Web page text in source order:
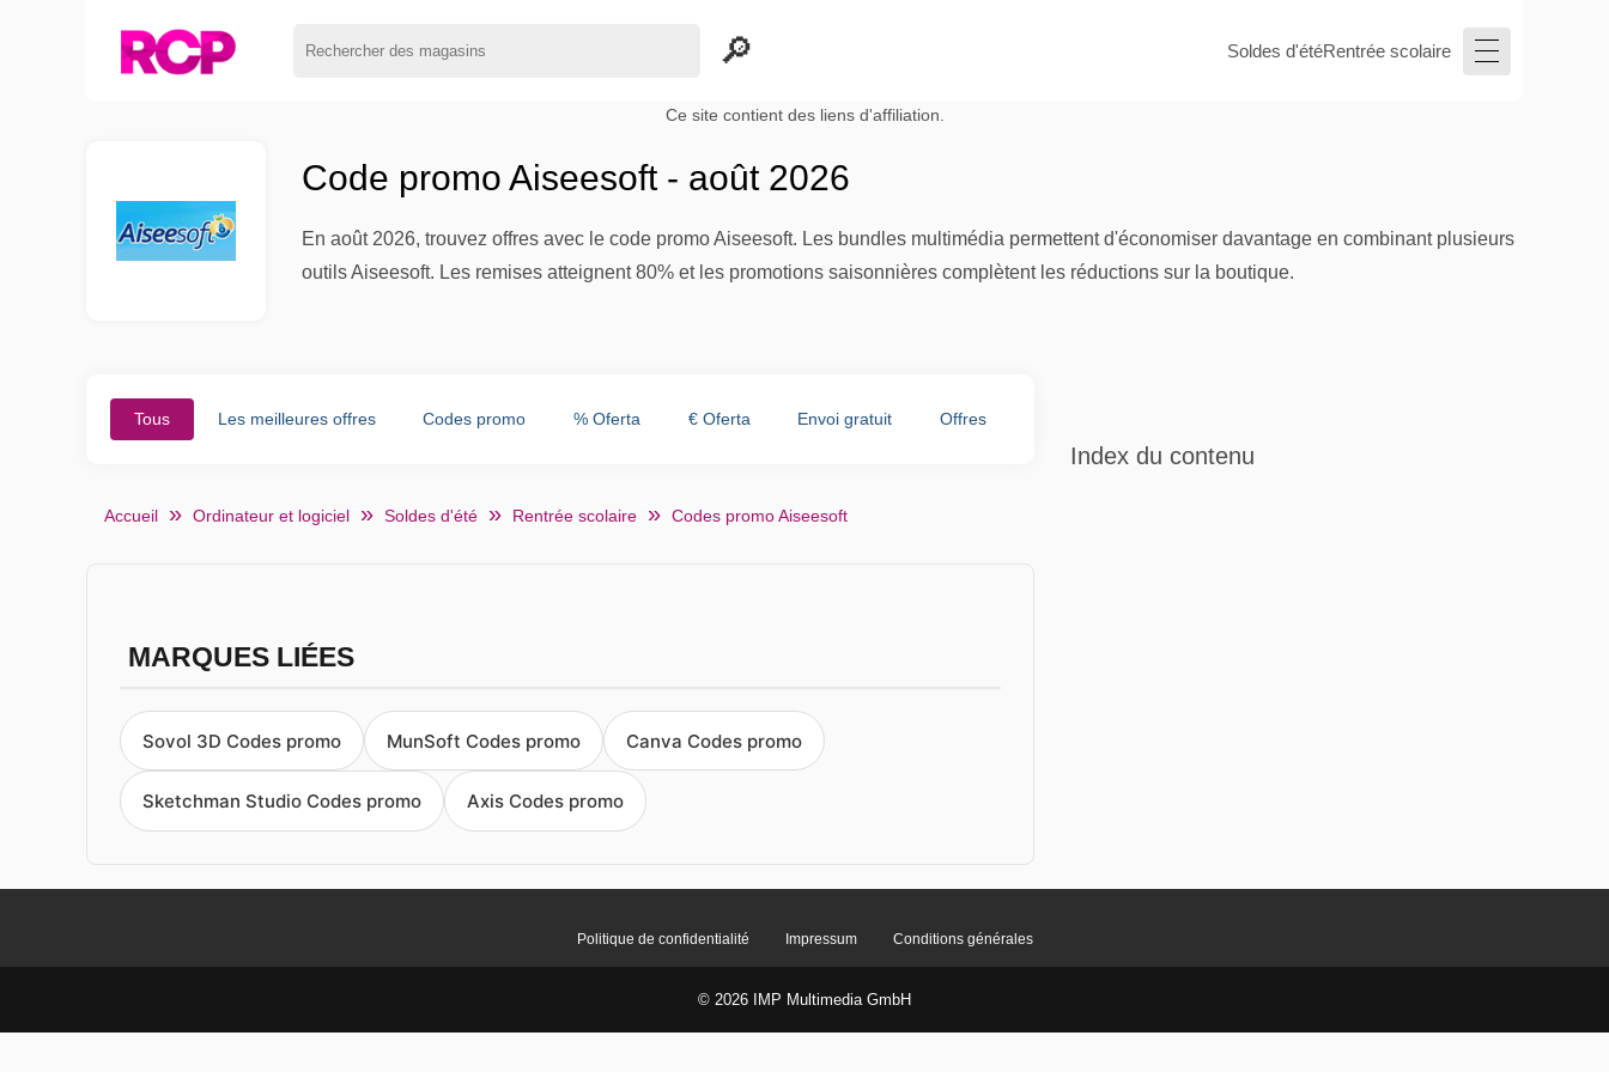
Soldes d'étéRentrée scolaire
Ce site contient des liens d'affiliation.
Code promo Aiseesoft - août 2026
En août 2026, trouvez offres avec le code promo Aiseesoft. Les bundles multimédia permettent d'économiser davantage en combinant plusieurs
outils Aiseesoft. Les remises atteignent 80% et les promotions saisonnières complètent les réductions sur la boutique.
Tous Les meilleures offres Codes promo % Oferta € Oferta Envoi gratuit Offres
Accueil Ordinateur et logiciel Soldes d'été Rentrée scolaire Codes promo Aiseesoft
MARQUES LIÉES
Sovol 3D Codes promo MunSoft Codes promo Canva Codes promo
Sketchman Studio Codes promo Axis Codes promo
Index du contenu
Politique de confidentialité Impressum Conditions générales
© 2026 IMP Multimedia GmbH